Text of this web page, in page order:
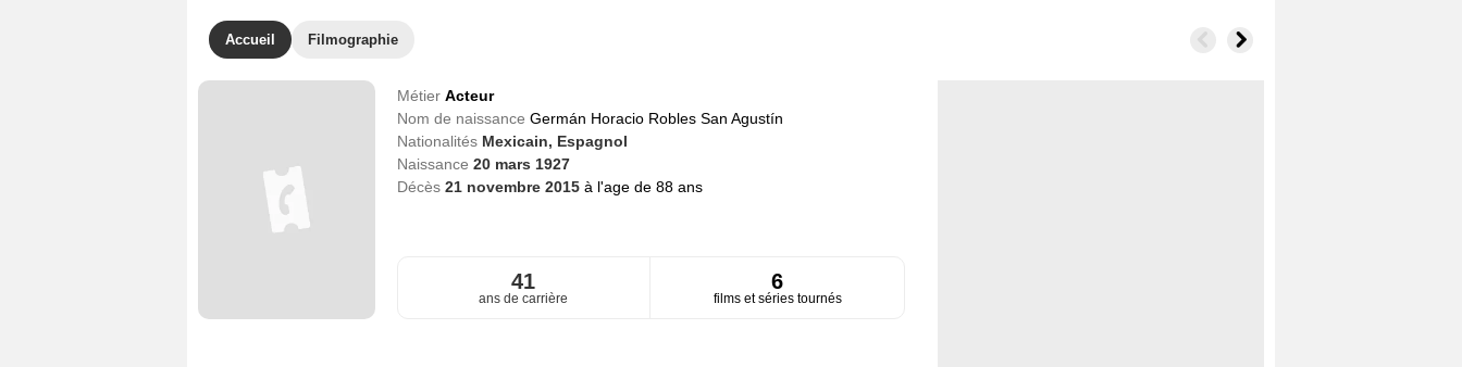
Accueil Filmographie
Métier Acteur
Nom de naissance Germán Horacio Robles San Agustín
Nationalités Mexicain, Espagnol
Naissance 20 mars 1927
Décès 21 novembre 2015 à l'age de 88 ans
41
ans de carrière
6
films et séries tournés